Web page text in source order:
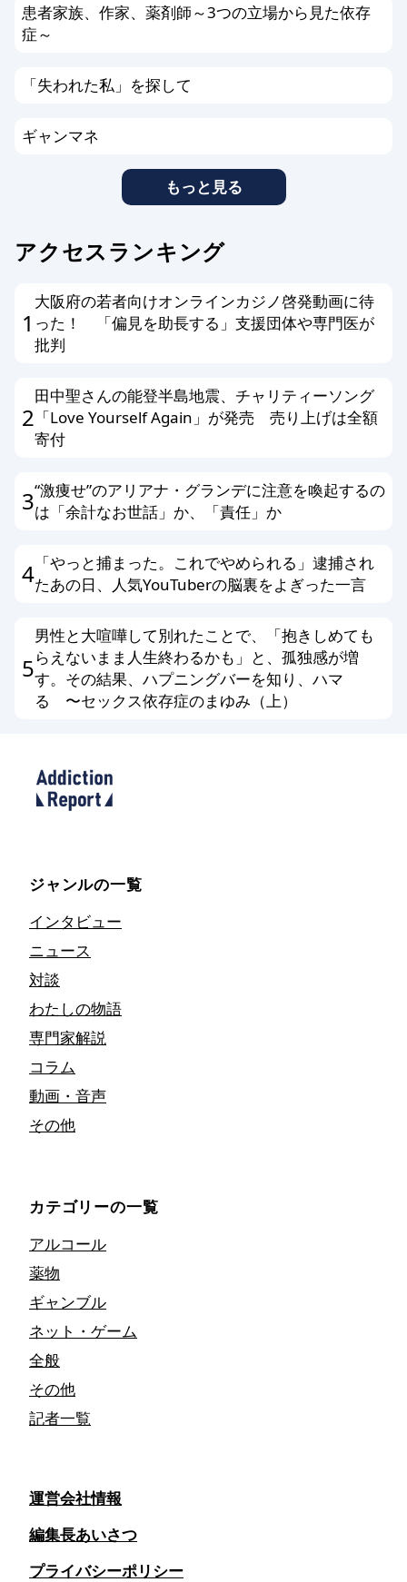
患者家族、作家、薬剤師～3つの立場から見た依存
症～
「失われた私」を探して
ギャンマネ
もっと見る
アクセスランキング
1
大阪府の若者向けオンラインカジノ啓発動画に待
った！ 「偏見を助長する」支援団体や専門医が
批判
2
田中聖さんの能登半島地震、チャリティーソング
「Love Yourself Again」が発売 売り上げは全額
寄付
3“激痩せ”のアリアナ・グランデに注意を喚起するの
は「余計なお世話」か、「責任」か
4 「やっと捕まった。これでやめられる」逮捕され
たあの日、人気YouTuberの脳裏をよぎった一言
5
男性と大喧嘩して別れたことで、「抱きしめても
らえないまま人生終わるかも」と、孤独感が増
す。その結果、ハプニングバーを知り、ハマ
る 〜セックス依存症のまゆみ（上）
ジャンルの一覧
インタビュー
ニュース
対談
わたしの物語
専門家解説
コラム
動画・音声
その他
カテゴリーの一覧
アルコール
薬物
ギャンブル
ネット・ゲーム
全般
その他
記者一覧
運営会社情報
編集長あいさつ
プライバシーポリシー